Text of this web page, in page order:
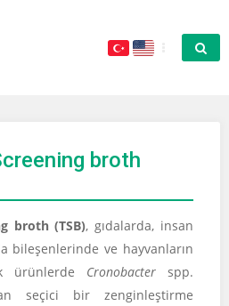
broth
broth (TSB), gıdalarda, insan
bileşenlerinde ve hayvanların
ürünlerde Cronobacter spp.
seçici bir zenginleştirme